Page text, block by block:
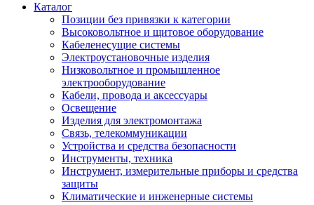
Каталог
Позиции без привязки к категории
Высоковольтное и щитовое оборудование
Кабеленесущие системы
Электроустановочные изделия
Низковольтное и промышленное
электрооборудование
Кабели, провода и аксессуары
Освещение
Изделия для электромонтажа
Связь, телекоммуникации
Устройства и средства безопасности
Инструменты, техника
Инструмент, измерительные приборы и средства
защиты
Климатические и инженерные системы